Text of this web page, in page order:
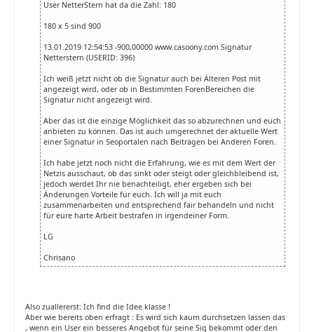
User NetterStern hat da die Zahl: 180
180 x 5 sind 900
13.01.2019 12:54:53 -900,00000 www.casoony.com Signatur
Netterstern (USERID: 396)
Ich weiß jetzt nicht ob die Signatur auch bei Älteren Post mit
angezeigt wird, oder ob in Bestimmten ForenBereichen die
Signatur nicht angezeigt wird.
Aber das ist die einzige Möglichkeit das so abzurechnen und euch
anbieten zu können. Das ist auch umgerechnet der aktuelle Wert
einer Signatur in Seoportalen nach Beiträgen bei Anderen Foren.
Ich habe jetzt noch nicht die Erfahrung, wie es mit dem Wert der
Netzis ausschaut, ob das sinkt oder steigt oder gleichbleibend ist,
jedoch werdet Ihr nie benachteiligt, eher ergeben sich bei
Änderungen Vorteile für euch. Ich will ja mit euch
zusammenarbeiten und entsprechend fair behandeln und nicht
für eure harte Arbeit bestrafen in irgendeiner Form.
LG
Chrisano
Also zuallererst: Ich find die Idee klasse !
Aber wie bereits oben erfragt : Es wird sich kaum durchsetzen lassen das
, wenn ein User ein besseres Angebot für seine Sig bekommt oder den